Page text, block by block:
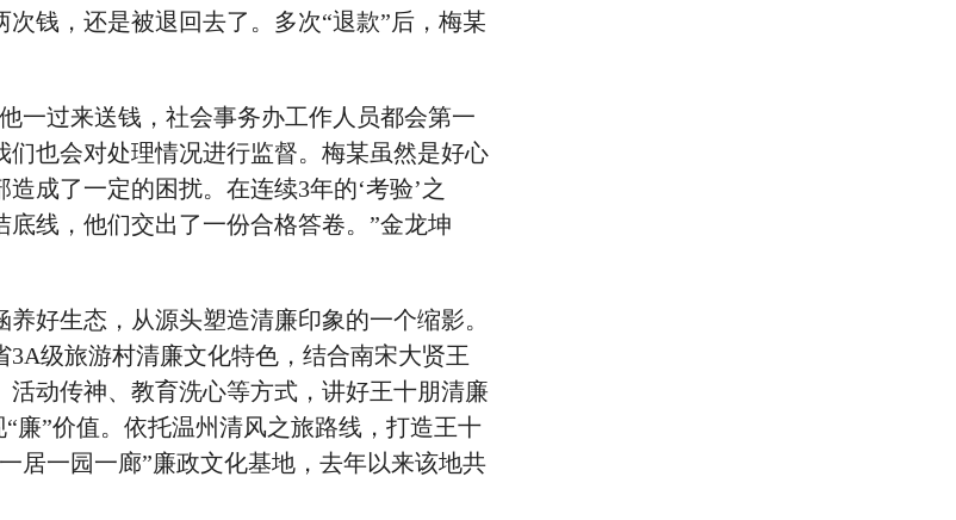
钱，还是被退回去了。多次“退款”后，梅某
过来送钱，社会事务办工作人员都会第一
也会对处理情况进行监督。梅某虽然是好心
成了一定的困扰。在连续3年的‘考验’之
线，他们交出了一份合格答卷。”金龙坤
生态，从源头塑造清廉印象的一个缩影。
级旅游村清廉文化特色，结合南宋大贤王
动传神、教育洗心等方式，讲好王十朋清廉
廉”价值。依托温州清风之旅路线，打造王十
居一园一廊”廉政文化基地，去年以来该地共